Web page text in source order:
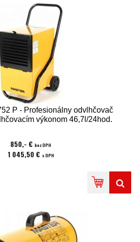
P - Profesionálny odvlhčovač
výkonom 46,7l/24hod.
850,- € bez DPH
1 045,50 € s DPH